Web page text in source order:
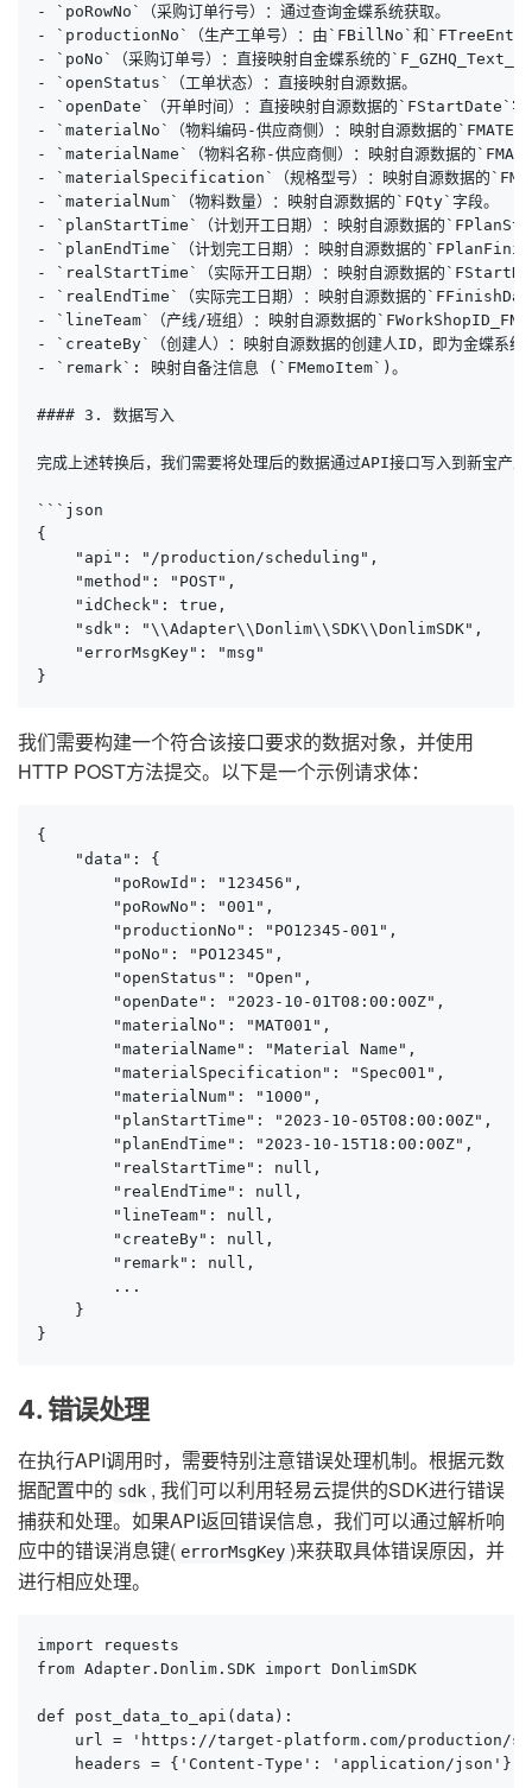
- `poRowNo`（采购订单行号）：通过查询金蝶系统获取。
- `productionNo`（生产工单号）：由`FBillNo`和
- `poNo`（采购订单号）：直接映射自金蝶系统的
- `openStatus`（工单状态）：直接映射自源数据。
- `openDate`（开单时间）：直接映射自源数据的`FStartDate`字
- `materialNo`（物料编码-供应商侧）：映射自源数据的
- `materialName`（物料名称-供应商侧）：映射自源数据的
- `materialSpecification`（规格型号）：映射自源数据的
- `materialNum`（物料数量）：映射自源数据的`FQty`字段。
- `planStartTime`（计划开工日期）：映射自源数据的
- `planEndTime`（计划完工日期）：映射自源数据的
- `realStartTime`（实际开工日期）：映射自源数据的
- `realEndTime`（实际完工日期）：映射自源数据的
- `lineTeam`（产线/班组）：映射自源数据的
- `createBy`（创建人）：映射自源数据的创建人ID，即为金蝶系
- `remark`: 映射自备注信息 (`FMemoItem`)。
#### 3. 数据写入
完成上述转换后，我们需要将处理后的数据通过API接口写入到新宝产
```json
{
    "api": "/production/scheduling",
    "method": "POST",
    "idCheck": true,
    "sdk": "\\Adapter\\Donlim\\SDK\\DonlimSDK",
    "errorMsgKey": "msg"
}
我们需要构建一个符合该接口要求的数据对象，并使用
HTTP POST方法提交。以下是一个示例请求体：
{
    "data": {
        "poRowId": "123456",
        "poRowNo": "001",
        "productionNo": "PO12345-001",
        "poNo": "PO12345",
        "openStatus": "Open",
        "openDate": "2023-10-01T08:00:00Z",
        "materialNo": "MAT001",
        "materialName": "Material Name",
        "materialSpecification": "Spec001",
        "materialNum": "1000",
        "planStartTime": "2023-10-05T08:00:00Z",
        "planEndTime": "2023-10-15T18:00:00Z",
        "realStartTime": null,
        "realEndTime": null,
        "lineTeam": null,
        "createBy": null,
        "remark": null,
        ...
    }
}
4. 错误处理
在执行API调用时，需要特别注意错误处理机制。根据元数
据配置中的 sdk , 我们可以利用轻易云提供的SDK进行错误
捕获和处理。如果API返回错误信息，我们可以通过解析响
应中的错误消息键( errorMsgKey )来获取具体错误原因，并
进行相应处理。
import requests
from Adapter.Donlim.SDK import DonlimSDK
def post_data_to_api(data):
url = 'https://target-platform.com/production/
    headers = {'Content-Type': 'application/json'}